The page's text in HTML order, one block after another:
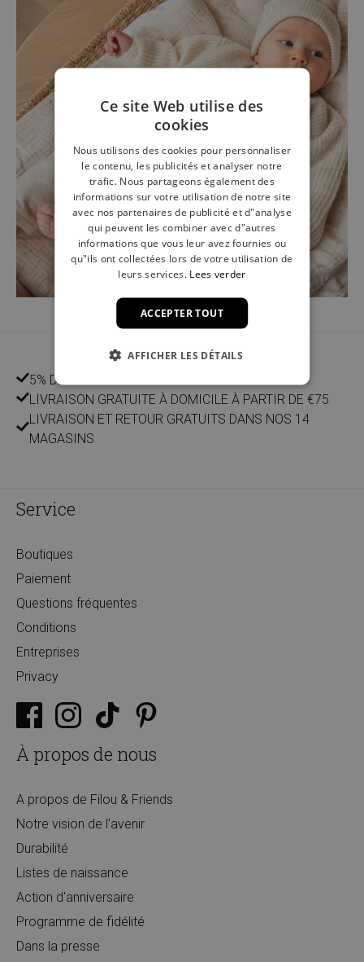
5% DE REMISE POUR LES CLIENTS
LIVRAISON GRATUITE À DOMICILE À PARTIR DE €75
LIVRAISON ET RETOUR GRATUITS DANS NOS 14
MAGASINS
Service
Boutiques
Paiement
Questions fréquentes
Conditions
Entreprises
Privacy
À propos de nous
A propos de Filou & Friends
Notre vision de l'avenir
Durabilité
Listes de naissance
Action d'anniversaire
Programme de fidélité
Dans la presse
Ce site Web utilise des
cookies
Nous utilisons des cookies pour personnaliser
le contenu, les publicités et analyser notre
trafic. Nous partageons également des
informations sur votre utilisation de notre site
avec nos partenaires de publicité et d"analyse
qui peuvent les combiner avec d"autres
informations que vous leur avez fournies ou
qu"ils ont collectées lors de votre utilisation de
leurs services. Lees verder
ACCEPTER TOUT
AFFICHER LES DÉTAILS